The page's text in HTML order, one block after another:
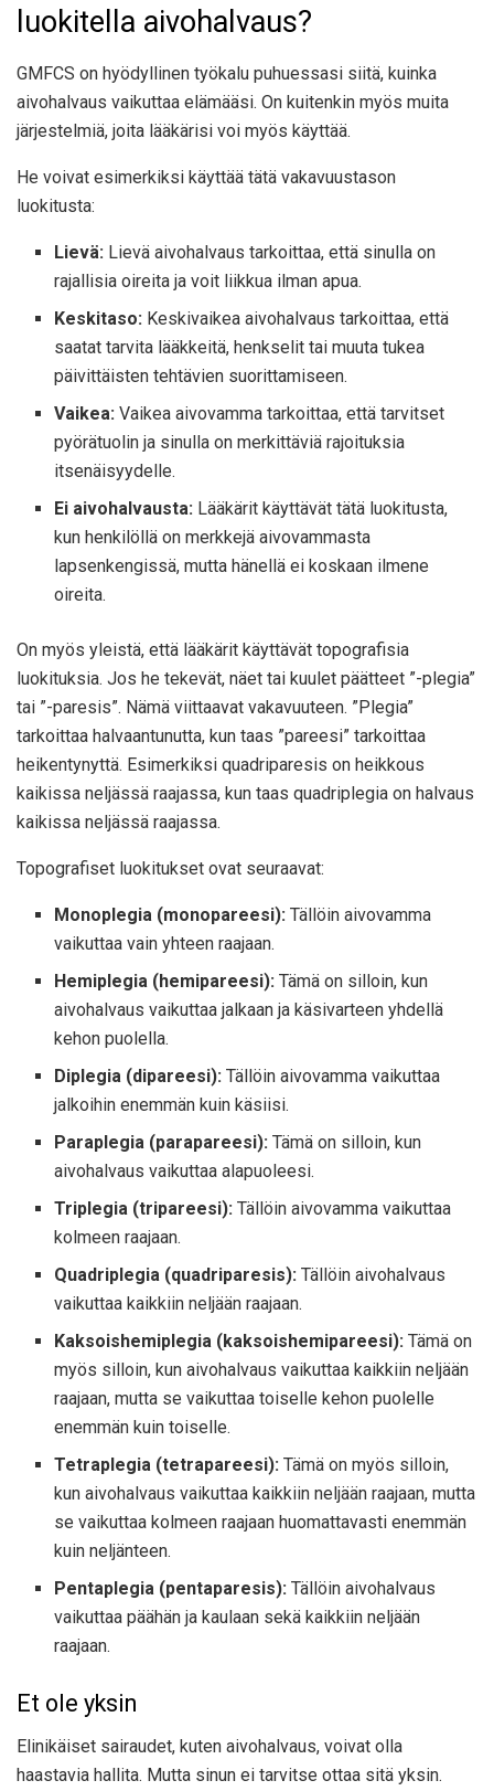
luokitella aivohalvaus?
GMFCS on hyödyllinen työkalu puhuessasi siitä, kuinka
aivohalvaus vaikuttaa elämääsi. On kuitenkin myös muita
järjestelmiä, joita lääkärisi voi myös käyttää.
He voivat esimerkiksi käyttää tätä vakavuustason
luokitusta:
Lievä: Lievä aivohalvaus tarkoittaa, että sinulla on
rajallisia oireita ja voit liikkua ilman apua.
Keskitaso: Keskivaikea aivohalvaus tarkoittaa, että
saatat tarvita lääkkeitä, henkselit tai muuta tukea
päivittäisten tehtävien suorittamiseen.
Vaikea: Vaikea aivovamma tarkoittaa, että tarvitset
pyörätuolin ja sinulla on merkittäviä rajoituksia
itsenäisyydelle.
Ei aivohalvausta: Lääkärit käyttävät tätä luokitusta,
kun henkilöllä on merkkejä aivovammasta
lapsenkengissä, mutta hänellä ei koskaan ilmene
oireita.
On myös yleistä, että lääkärit käyttävät topografisia
luokituksia. Jos he tekevät, näet tai kuulet päätteet ”-plegia”
tai ”-paresis”. Nämä viittaavat vakavuuteen. ”Plegia”
tarkoittaa halvaantunutta, kun taas ”pareesi” tarkoittaa
heikentynyttä. Esimerkiksi quadriparesis on heikkous
kaikissa neljässä raajassa, kun taas quadriplegia on halvaus
kaikissa neljässä raajassa.
Topografiset luokitukset ovat seuraavat:
Monoplegia (monopareesi): Tällöin aivovamma
vaikuttaa vain yhteen raajaan.
Hemiplegia (hemipareesi): Tämä on silloin, kun
aivohalvaus vaikuttaa jalkaan ja käsivarteen yhdellä
kehon puolella.
Diplegia (dipareesi): Tällöin aivovamma vaikuttaa
jalkoihin enemmän kuin käsiisi.
Paraplegia (parapareesi): Tämä on silloin, kun
aivohalvaus vaikuttaa alapuoleesi.
Triplegia (tripareesi): Tällöin aivovamma vaikuttaa
kolmeen raajaan.
Quadriplegia (quadriparesis): Tällöin aivohalvaus
vaikuttaa kaikkiin neljään raajaan.
Kaksoishemiplegia (kaksoishemipareesi): Tämä on
myös silloin, kun aivohalvaus vaikuttaa kaikkiin neljään
raajaan, mutta se vaikuttaa toiselle kehon puolelle
enemmän kuin toiselle.
Tetraplegia (tetrapareesi): Tämä on myös silloin,
kun aivohalvaus vaikuttaa kaikkiin neljään raajaan, mutta
se vaikuttaa kolmeen raajaan huomattavasti enemmän
kuin neljänteen.
Pentaplegia (pentaparesis): Tällöin aivohalvaus
vaikuttaa päähän ja kaulaan sekä kaikkiin neljään
raajaan.
Et ole yksin
Elinikäiset sairaudet, kuten aivohalvaus, voivat olla
haastavia hallita. Mutta sinun ei tarvitse ottaa sitä yksin.